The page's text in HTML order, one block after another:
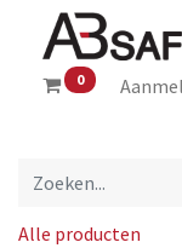
0
Alle producten